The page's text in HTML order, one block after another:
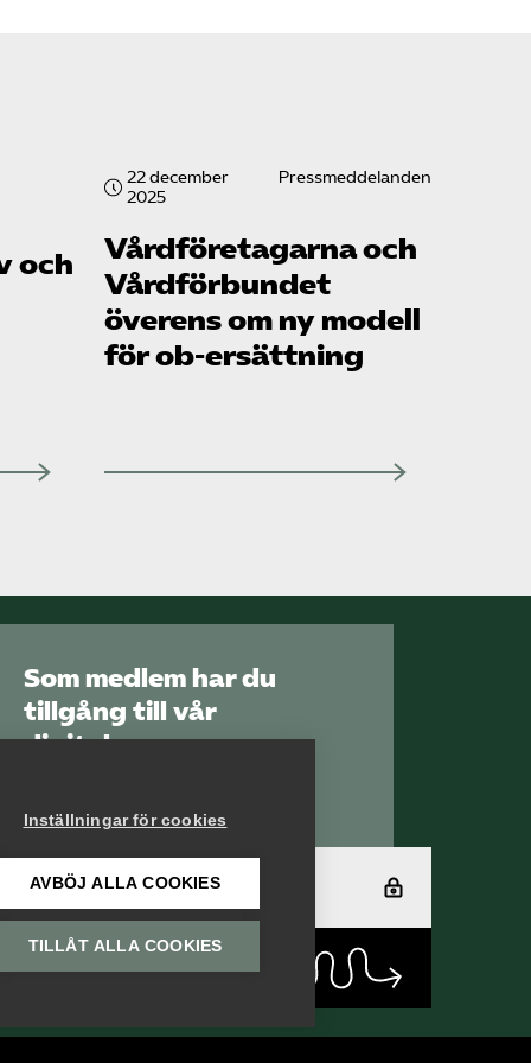
och
22 december
2025
Pressmeddelanden
Vård­företagarna och
Vård­förbundet
överens om ny modell
för ob-ersättning
Som medlem har du
tillgång till vår
digitala
Arbetsgivarguiden
Logga in
Bli medlem
Inställningar för cookies
AVBÖJ ALLA COOKIES
TILLÅT ALLA COOKIES